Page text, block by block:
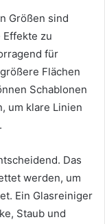
Größen sind
zu
für
Flächen
Schablonen
um klare Linien
Das
werden, um
Ein Glasreiniger
Staub und